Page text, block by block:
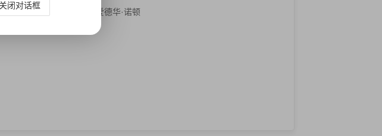
根·福克斯,安娜·法瑞丝,爱德华·诺顿
关闭对话框